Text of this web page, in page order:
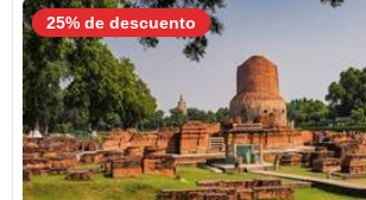
25% de descuento